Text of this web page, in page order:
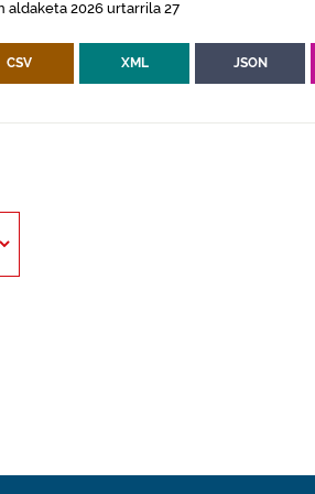
aldaketa 2026 urtarrila 27
CSV XML JSON